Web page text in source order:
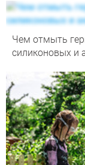
Чем отмыть
силиконовых и